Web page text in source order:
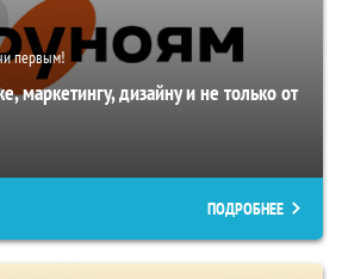
первым!
маркетингу, дизайну и не только от
ПОДРОБНЕЕ